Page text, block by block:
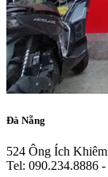
Đà Nẵng
524 Ông Ích
Tel: 090.234.8886 -